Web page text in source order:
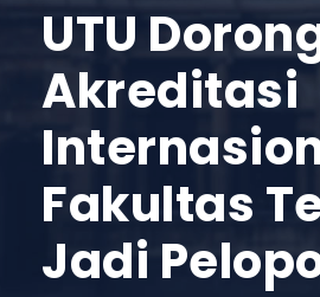
UTU
Akreditasi
Fakultas
Jadi